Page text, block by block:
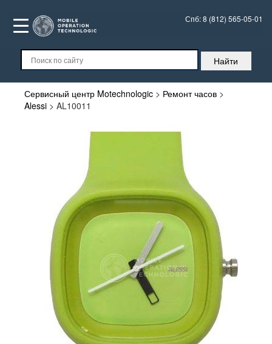
Спб:8 (812) 565-05-01
Сервисный центр Motechnologic > Ремонт часов >
Alessi > AL10011